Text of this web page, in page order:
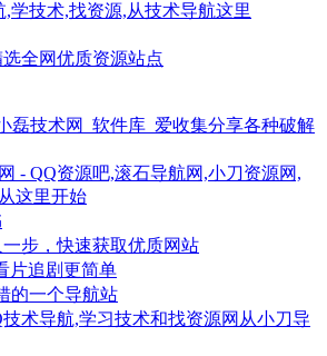
,学技术,找资源,从技术导航这里
全网优质资源站点
磊技术网_软件库_爱收集分享各种破解
- QQ资源吧,滚石导航网,小刀资源网,
这里开始
步，快速获取优质网站
片追剧更简单
的一个导航站
术导航,学习技术和找资源网从小刀导